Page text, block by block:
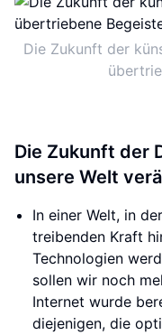
Die Zukunft der
Die Zukunft der
unsere Welt
In einer Welt, in
treibenden Kraft
Technologien
sollen wir noch
Internet wurde
diejenigen, die